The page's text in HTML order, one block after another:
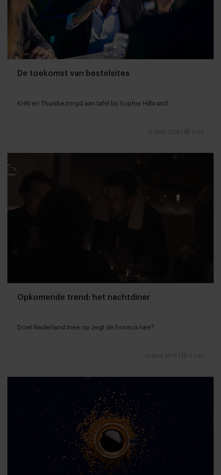
De toekomst van bestelsites
KHN en Thuisbezorgd aan tafel bij Sophie Hilbrand
13 april 2018 2:02
Opkomende trend: het nachtdiner
Doet Nederland mee op zegt de horeca nee?
13 april 2018 3 min